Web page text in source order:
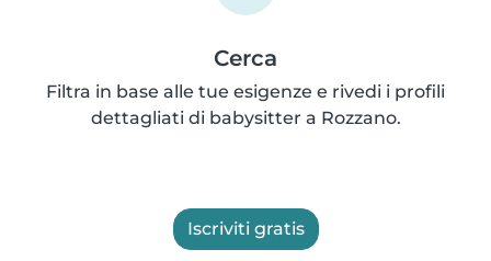
Cerca
Filtra in base alle tue esigenze e rivedi i profili
dettagliati di babysitter a Rozzano.
Iscriviti gratis